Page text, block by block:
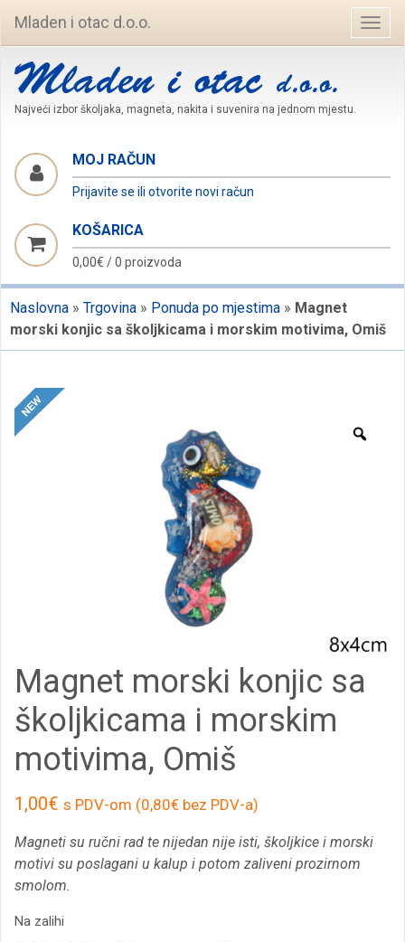
Mladen i otac d.o.o.
Najveći izbor školjaka, magneta, nakita i suvenira na jednom mjestu.
MOJ RAČUN
Prijavite se ili otvorite novi račun
KOŠARICA
0,00€ /0 proizvoda
Naslovna » Trgovina » Ponuda po mjestima » Magnet
morski konjic sa školjkicama i morskim motivima, Omiš
Magnet morski konjic sa
školjkicama i morskim
motivima, Omiš
1,00€ s PDV-om (0,80€ bez PDV-a)
Magneti su ručni rad te nijedan nije isti, školjkice i morski
motivi su poslagani u kalup i potom zaliveni prozirnom
smolom.
Na zalihi